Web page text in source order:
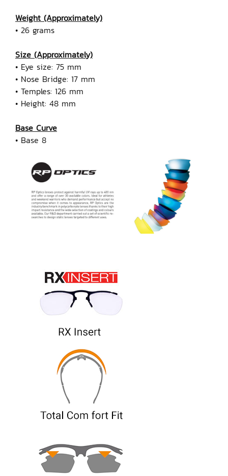
Weight (Approximately)
• 26 grams
Size (Approximately)
• Eye size: 75 mm
• Nose Bridge: 17 mm
• Temples: 126 mm
• Height: 48 mm
Base Curve
• Base 8